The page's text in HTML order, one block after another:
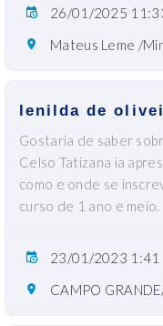
26/01/2025
Mateus Leme /
lenilda de
Gostaria de saber
Celso Tatizana ia
como e onde se
curso de 1 ano e meio.
23/01/2023 1:41
CAMPO